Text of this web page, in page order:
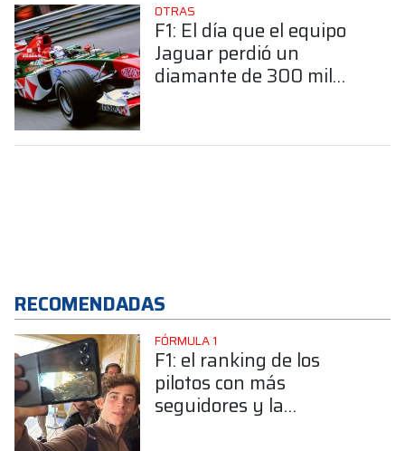
OTRAS
F1: El día que el equipo
Jaguar perdió un
diamante de 300 mil
RECOMENDADAS
FÓRMULA 1
F1: el ranking de los
pilotos con más
seguidores y la